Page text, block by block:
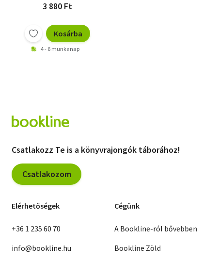
3 880 Ft
Kosárba
4 - 6 munkanap
Csatlakozz Te is a könyvrajongók táborához!
Csatlakozom
Elérhetőségek
+36 1 235 60 70
info@bookline.hu
Cégünk
A Bookline-ról bővebben
Bookline Zöld